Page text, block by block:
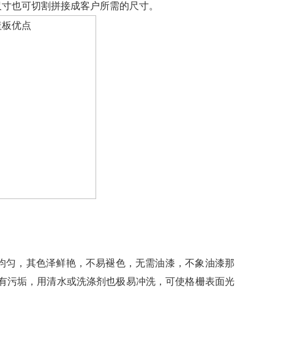
可切割拼接成客户所需的尺寸。
，其色泽鲜艳，不易褪色，无需油漆，不象油漆那
污垢，用清水或洗涤剂也极易冲洗，可使格栅表面光